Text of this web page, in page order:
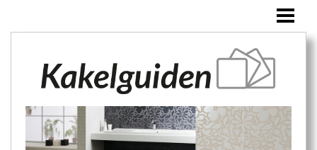
ÖVRIGA PRODUKTER
BLOGG